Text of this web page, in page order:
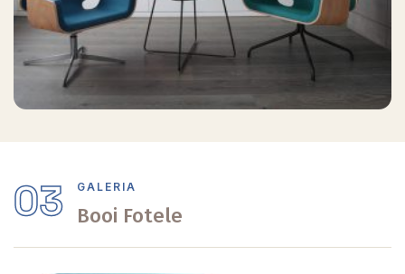
03 GALERIA
Booi Fotele